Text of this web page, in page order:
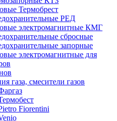
Термобрест
РЕД
электромагнитные КМГ
сбросные
запорные
электромагнитные для
газа, смесители газов
Fiorentini